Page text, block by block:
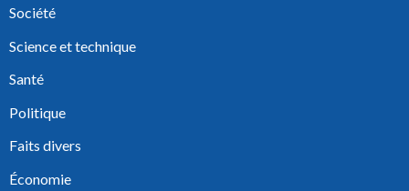
Société
Science et technique
Santé
Politique
Faits divers
Économie